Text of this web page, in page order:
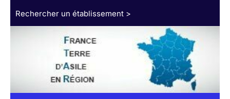
Rechercher un établissement >